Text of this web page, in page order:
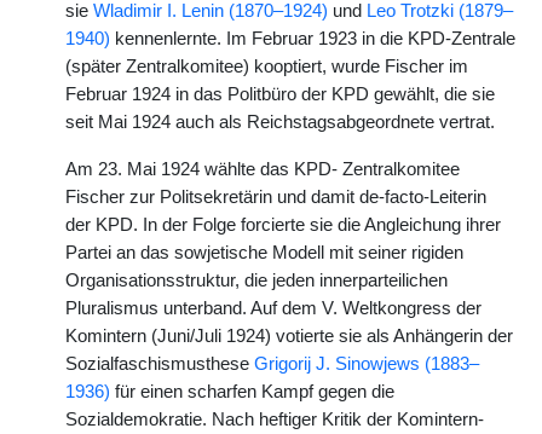
sie Wladimir I. Lenin (1870–1924) und Leo Trotzki (1879–
1940) kennenlernte. Im Februar 1923 in die KPD-Zentrale
(später Zentralkomitee) kooptiert, wurde Fischer im
Februar 1924 in das Politbüro der KPD gewählt, die sie
seit Mai 1924 auch als Reichstagsabgeordnete vertrat.
Am 23. Mai 1924 wählte das KPD- Zentralkomitee
Fischer zur Politsekretärin und damit de-facto-Leiterin
der KPD. In der Folge forcierte sie die Angleichung ihrer
Partei an das sowjetische Modell mit seiner rigiden
Organisationsstruktur, die jeden innerparteilichen
Pluralismus unterband. Auf dem V. Weltkongress der
Komintern (Juni/Juli 1924) votierte sie als Anhängerin der
Sozialfaschismusthese Grigorij J. Sinowjews (1883–
1936) für einen scharfen Kampf gegen die
Sozialdemokratie. Nach heftiger Kritik der Komintern-